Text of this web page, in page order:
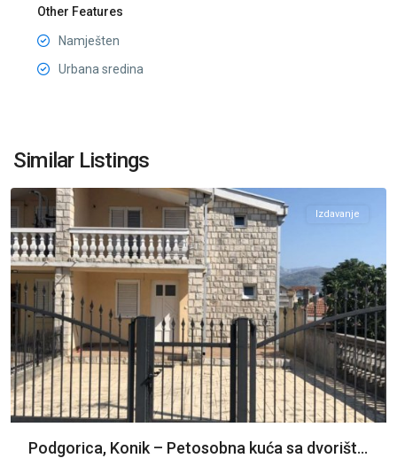
Other Features
Namješten
Urbana sredina
Similar Listings
Konik
Podgorica
Izdavanje
Podgorica, Konik – Petosobna kuća sa dvorišt...